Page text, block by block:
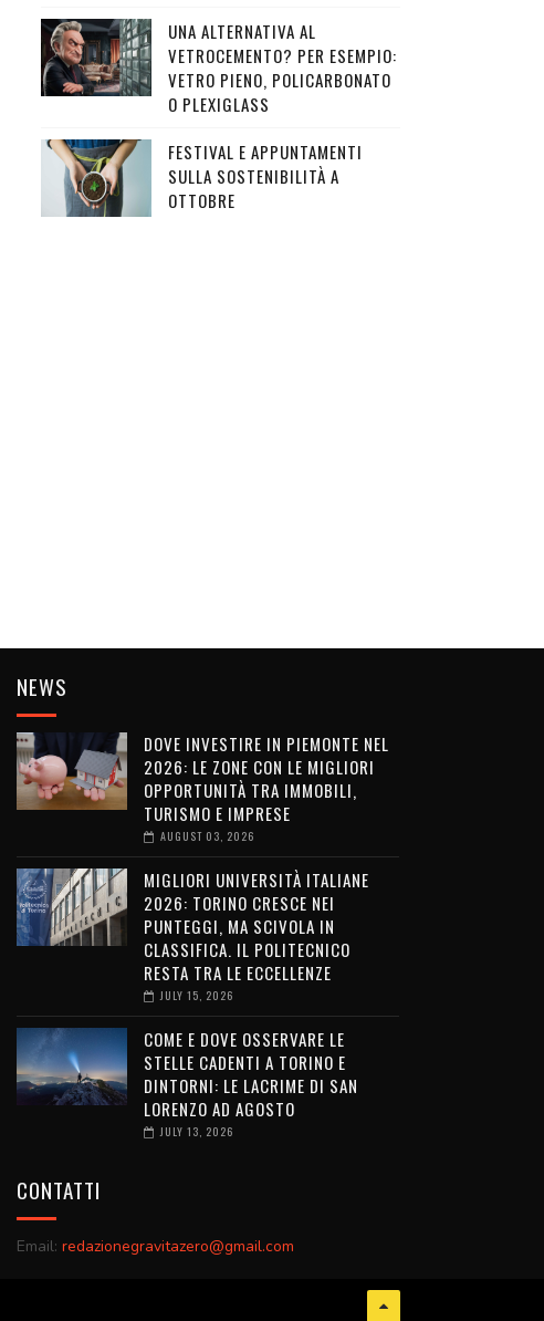
UNA ALTERNATIVA AL
VETROCEMENTO? PER ESEMPIO:
VETRO PIENO, POLICARBONATO
O PLEXIGLASS
FESTIVAL E APPUNTAMENTI
SULLA SOSTENIBILITÀ A
OTTOBRE
NEWS
DOVE INVESTIRE IN PIEMONTE NEL
2026: LE ZONE CON LE MIGLIORI
OPPORTUNITÀ TRA IMMOBILI,
TURISMO E IMPRESE
AUGUST 03, 2026
MIGLIORI UNIVERSITÀ ITALIANE
2026: TORINO CRESCE NEI
PUNTEGGI, MA SCIVOLA IN
CLASSIFICA. IL POLITECNICO
RESTA TRA LE ECCELLENZE
JULY 15, 2026
COME E DOVE OSSERVARE LE
STELLE CADENTI A TORINO E
DINTORNI: LE LACRIME DI SAN
LORENZO AD AGOSTO
JULY 13, 2026
CONTATTI
Email: redazionegravitazero@gmail.com